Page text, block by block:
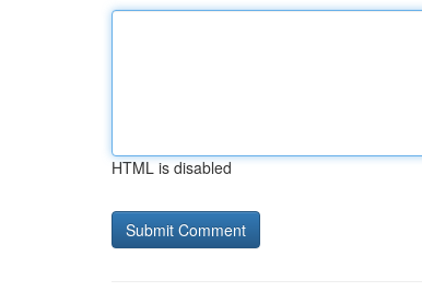
HTML is disabled